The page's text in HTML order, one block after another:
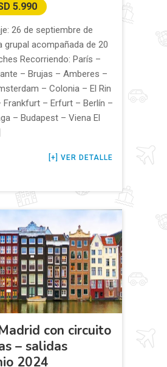
5.990
26 de septiembre de
grupal acompañada de 20
Recorriendo: París –
– Brujas – Amberes –
– Colonia – El Rin
Frankfurt – Erfurt – Berlín –
– Budapest – Viena El
VER DETALLE
con circuito
– salidas
2024